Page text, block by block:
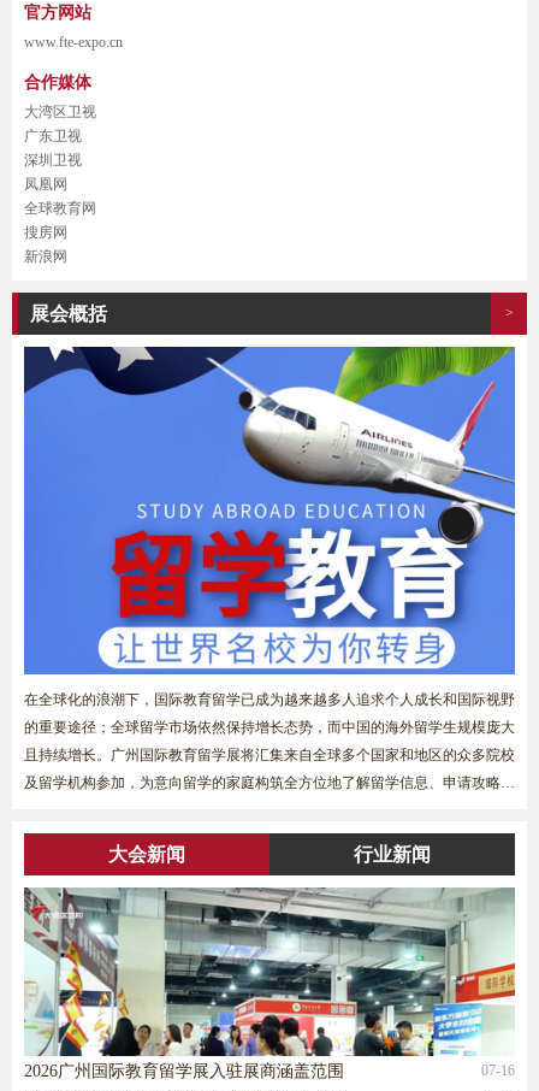
官方网站
www.fte-expo.cn
合作媒体
大湾区卫视
广东卫视
深圳卫视
凤凰网
全球教育网
搜房网
新浪网
展会概括 >
在全球化的浪潮下，国际教育留学已成为越来越多人追求个人成长和国际视野
的重要途径；全球留学市场依然保持增长态势，而中国的海外留学生规模庞大
且持续增长。广州国际教育留学展将汇集来自全球多个国家和地区的众多院校
及留学机构参加，为意向留学的家庭构筑全方位地了解留学信息、申请攻略、
大会新闻 行业新闻
2026广州国际教育留学展入驻展商涵盖范围 07-16